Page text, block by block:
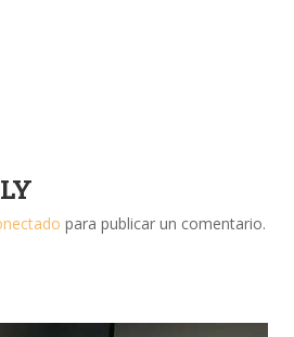
para publicar un comentario.